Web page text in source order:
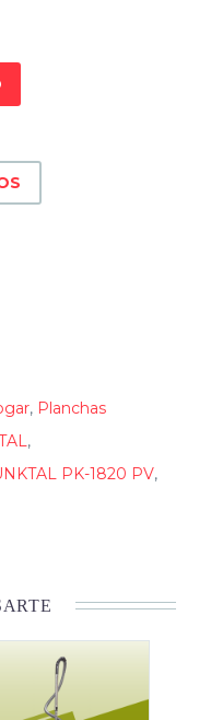
, Planchas
,
PK-1820 PV,